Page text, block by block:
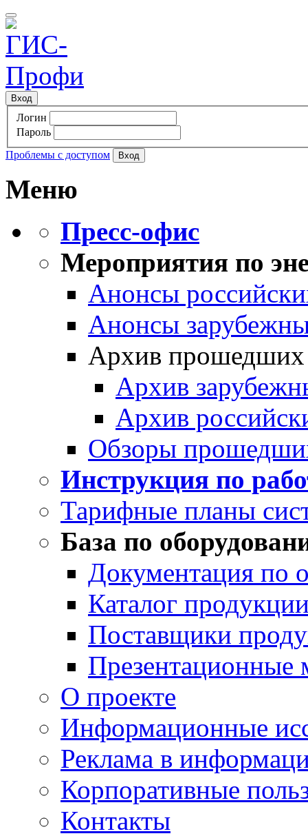
Вход
Логин
Пароль
Проблемы с доступом
Меню
Пресс-офис
Мероприятия по
Анонсы
Анонсы
Архив прошедших
Архив
Архив
Обзоры
Инструкция по
Тарифные планы
База по
Документация по
Каталог
Поставщики
Презентационные
О проекте
Информационные
Реклама в
Корпоративные
Контакты